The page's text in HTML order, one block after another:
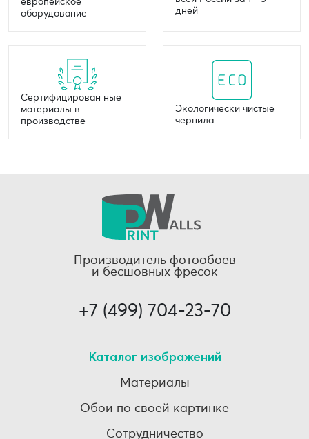
оборудование
дней
Сертифицирован ные
материалы в
производстве
Экологически чистые
чернила
Производитель фотообоев
и бесшовных фресок
+7 (499) 704-23-70
Каталог изображений
Материалы
Обои по своей картинке
Сотрудничество